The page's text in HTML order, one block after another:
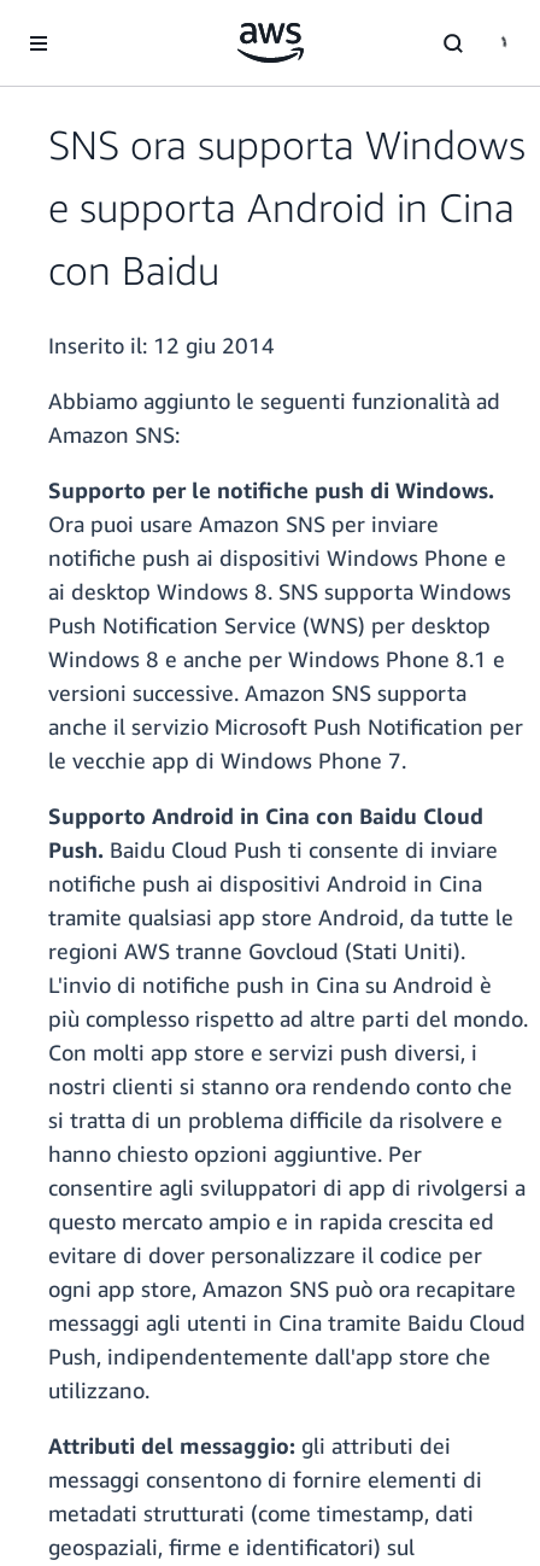
SNS ora supporta Windows
e supporta Android in Cina
con Baidu
Inserito il: 12 giu 2014
Abbiamo aggiunto le seguenti funzionalità ad
Amazon SNS:
Supporto per le notifiche push di Windows.
Ora puoi usare Amazon SNS per inviare
notifiche push ai dispositivi Windows Phone e
ai desktop Windows 8. SNS supporta Windows
Push Notification Service (WNS) per desktop
Windows 8 e anche per Windows Phone 8.1 e
versioni successive. Amazon SNS supporta
anche il servizio Microsoft Push Notification per
le vecchie app di Windows Phone 7.
Supporto Android in Cina con Baidu Cloud
Push. Baidu Cloud Push ti consente di inviare
notifiche push ai dispositivi Android in Cina
tramite qualsiasi app store Android, da tutte le
regioni AWS tranne Govcloud (Stati Uniti).
L'invio di notifiche push in Cina su Android è
più complesso rispetto ad altre parti del mondo.
Con molti app store e servizi push diversi, i
nostri clienti si stanno ora rendendo conto che
si tratta di un problema difficile da risolvere e
hanno chiesto opzioni aggiuntive. Per
consentire agli sviluppatori di app di rivolgersi a
questo mercato ampio e in rapida crescita ed
evitare di dover personalizzare il codice per
ogni app store, Amazon SNS può ora recapitare
messaggi agli utenti in Cina tramite Baidu Cloud
Push, indipendentemente dall'app store che
utilizzano.
Attributi del messaggio: gli attributi dei
messaggi consentono di fornire elementi di
metadati strutturati (come timestamp, dati
geospaziali, firme e identificatori) sul